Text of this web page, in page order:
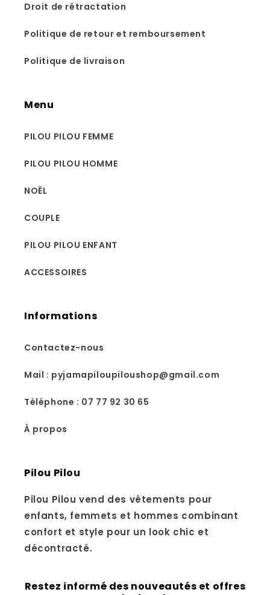
Droit de rétractation
Politique de retour et remboursement
Politique de livraison
Menu
PILOU PILOU FEMME
PILOU PILOU HOMME
NOËL
COUPLE
PILOU PILOU ENFANT
ACCESSOIRES
Informations
Contactez-nous
Mail : pyjamapiloupiloushop@gmail.com
Téléphone : 07 77 92 30 65
À propos
Pilou Pilou
Pilou Pilou vend des vêtements pour
enfants, femmets et hommes combinant
confort et style pour un look chic et
décontracté.
Restez informé des nouveautés et offres